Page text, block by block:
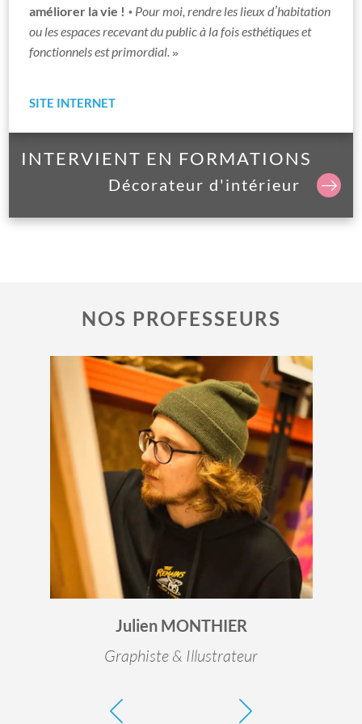
améliorer la vie ! • Pour moi, rendre les lieux dʼhabitation
ou les espaces recevant du public à la fois esthétiques et
fonctionnels est primordial. »
SITE INTERNET
INTERVIENT EN FORMATIONS
Décorateur d'intérieur
NOS PROFESSEURS
Julien MONTHIER
Graphiste & Illustrateur